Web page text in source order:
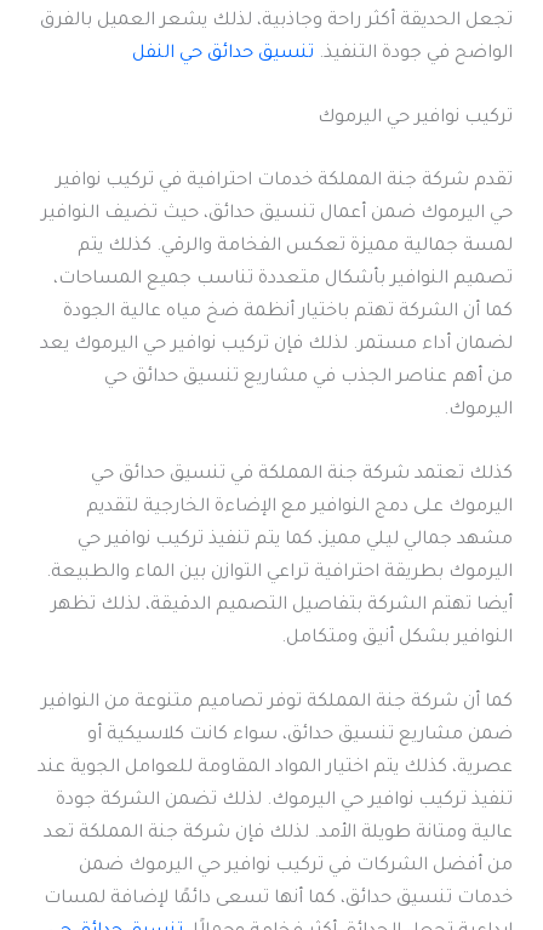
تجعل الحديقة أكثر راحة وجاذبية، لذلك يشعر العميل بالفرق
الواضح في جودة التنفيذ. تنسيق حدائق حي النفل
تركيب نوافير حي اليرموك
تقدم شركة جنة المملكة خدمات احترافية في تركيب نوافير
حي اليرموك ضمن أعمال تنسيق حدائق، حيث تضيف النوافير
لمسة جمالية مميزة تعكس الفخامة والرقي. كذلك يتم
تصميم النوافير بأشكال متعددة تناسب جميع المساحات،
كما أن الشركة تهتم باختيار أنظمة ضخ مياه عالية الجودة
لضمان أداء مستمر. لذلك فإن تركيب نوافير حي اليرموك يعد
من أهم عناصر الجذب في مشاريع تنسيق حدائق حي
اليرموك.
كذلك تعتمد شركة جنة المملكة في تنسيق حدائق حي
اليرموك على دمج النوافير مع الإضاءة الخارجية لتقديم
مشهد جمالي ليلي مميز، كما يتم تنفيذ تركيب نوافير حي
اليرموك بطريقة احترافية تراعي التوازن بين الماء والطبيعة.
أيضا تهتم الشركة بتفاصيل التصميم الدقيقة، لذلك تظهر
النوافير بشكل أنيق ومتكامل.
كما أن شركة جنة المملكة توفر تصاميم متنوعة من النوافير
ضمن مشاريع تنسيق حدائق، سواء كانت كلاسيكية أو
عصرية، كذلك يتم اختيار المواد المقاومة للعوامل الجوية عند
تنفيذ تركيب نوافير حي اليرموك. لذلك تضمن الشركة جودة
عالية ومتانة طويلة الأمد. لذلك فإن شركة جنة المملكة تعد
من أفضل الشركات في تركيب نوافير حي اليرموك ضمن
خدمات تنسيق حدائق، كما أنها تسعى دائمًا لإضافة لمسات